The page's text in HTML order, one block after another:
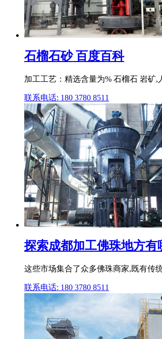
石榴石砂 百度百科
加工工艺：精选含量为% 石榴石 岩矿
联系电话: 180 3780 8511
探索成都加工佛珠地方有
这些市场集合了众多佛珠商家,既有传
联系电话: 180 3780 8511